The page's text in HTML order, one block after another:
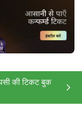
की टिकट बुक